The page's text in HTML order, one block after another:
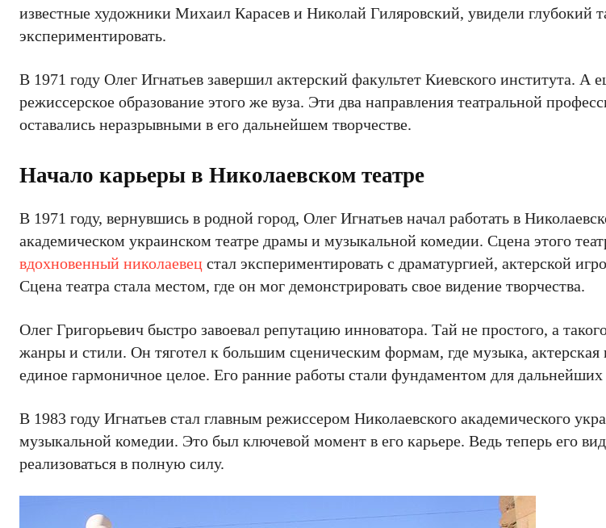
известные художники Михаил Карасев и Николай Гиляровский, увидели глубокий
экспериментировать.
В 1971 году Олег Игнатьев завершил актерский факультет Киевского института. А
режиссерское образование этого же вуза. Эти два направления театральной
оставались неразрывными в его дальнейшем творчестве.
Начало карьеры в Николаевском театре
В 1971 году, вернувшись в родной город, Олег Игнатьев начал работать в
академическом украинском театре драмы и музыкальной комедии. Сцена этого
вдохновенный николаевец стал экспериментировать с драматургией, актерской
Сцена театра стала местом, где он мог демонстрировать свое видение творчества.
Олег Григорьевич быстро завоевал репутацию инноватора. Тай не простого, а
жанры и стили. Он тяготел к большим сценическим формам, где музыка, актерская
единое гармоничное целое. Его ранние работы стали фундаментом для
В 1983 году Игнатьев стал главным режиссером Николаевского академического
музыкальной комедии. Это был ключевой момент в его карьере. Ведь теперь его
реализоваться в полную силу.